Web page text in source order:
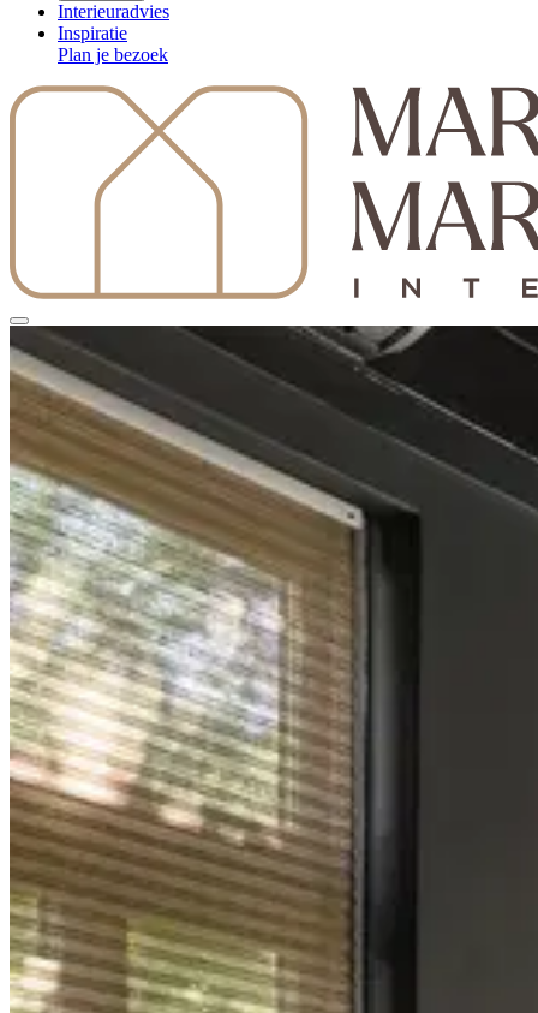
Interieuradvies
Inspiratie
Plan je bezoek